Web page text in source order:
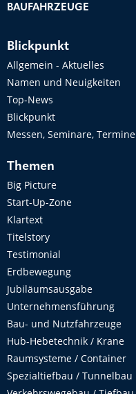
BAUFAHRZEUGE
Blickpunkt
Allgemein - Aktuelles
Namen und Neuigkeiten
Top-News
Blickpunkt
Messen, Seminare, Termine
Themen
Big Picture
Start-Up-Zone
Klartext
Titelstory
Testimonial
Erdbewegung
Jubiläumsausgabe
Unternehmensführung
Bau- und Nutzfahrzeuge
Hub-Hebetechnik / Krane
Raumsysteme / Container
Spezialtiefbau / Tunnelbau